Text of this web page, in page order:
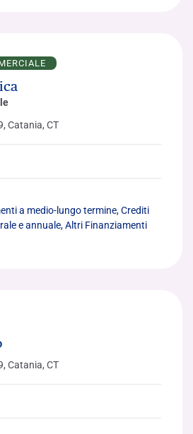
Catania, CT
a medio-lungo termine, Crediti
e annuale, Altri Finanziamenti
Catania, CT